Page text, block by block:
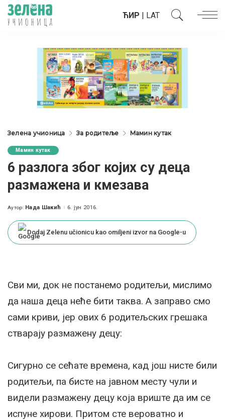
ЋИР | LAT
Зелена учионица За родитеље Мамин кутак
Мамин кутак
6 разлога због којих су деца
размажена и кмезава
Posted
Аутор: Нада Шакић 6. јун 2016.
Dodaj Zelenu učionicu kao omiljeni izvor na Google-u
Сви ми, док не постанемо родитељи, мислимо
да наша деца неће бити таква. А заправо смо
сами криви, јер ових 6 родитељских грешака
стварају размажену децу:
Сигурно се сећате времена, кад још нисте били
родитељи, па бисте на јавном месту чули и
видели размажену децу која вриште да им се
испуне хирови. Притом сте вероватно и